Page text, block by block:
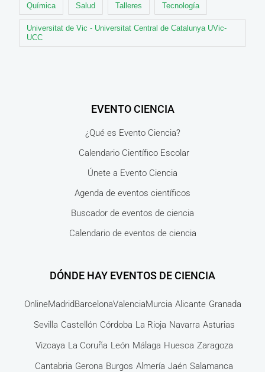
Química Salud Talleres Tecnología
Universitat de Vic - Universitat Central de Catalunya UVic-
UCC
EVENTO CIENCIA
¿Qué es Evento Ciencia?
Calendario Científico Escolar
Únete a Evento Ciencia
Agenda de eventos científicos
Buscador de eventos de ciencia
Calendario de eventos de ciencia
DÓNDE HAY EVENTOS DE CIENCIA
OnlineMadridBarcelonaValenciaMurcia Alicante Granada
Sevilla Castellón Córdoba La Rioja Navarra Asturias
Vizcaya La Coruña León Málaga Huesca Zaragoza
Cantabria Gerona Burgos Almería Jaén Salamanca